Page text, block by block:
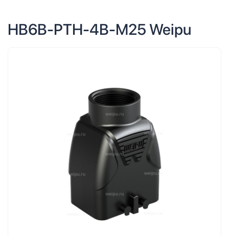
HB6B-PTH-4B-M25 Weipu